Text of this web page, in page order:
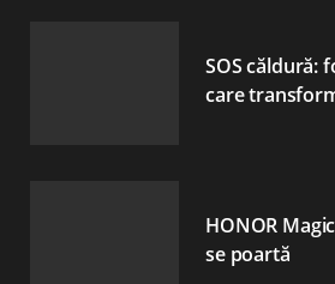
SOS căldură:
care
HONOR
se poartă